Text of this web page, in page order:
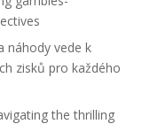
náhody vede k
zisků pro každého
the thrilling